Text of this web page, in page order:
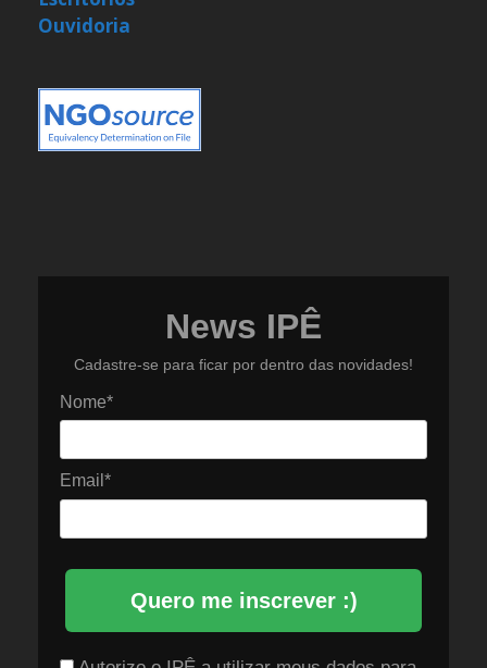
Ouvidoria
News IPÊ
Cadastre-se para ficar por dentro das novidades!
Nome*
Email*
Quero me inscrever :)